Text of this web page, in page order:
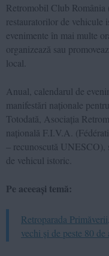
Retromobil Club România
restauratorilor de vehicule
evenimente în mai multe
organizează sau
local.
Anual, calendarul de
manifestări naționale
Totodată, Asociația
națională F.I.V.A.
– recunoscută UNESCO),
de vehicul istoric.
Pe aceeași temă:
Retroparada
vechi și de peste 80 de